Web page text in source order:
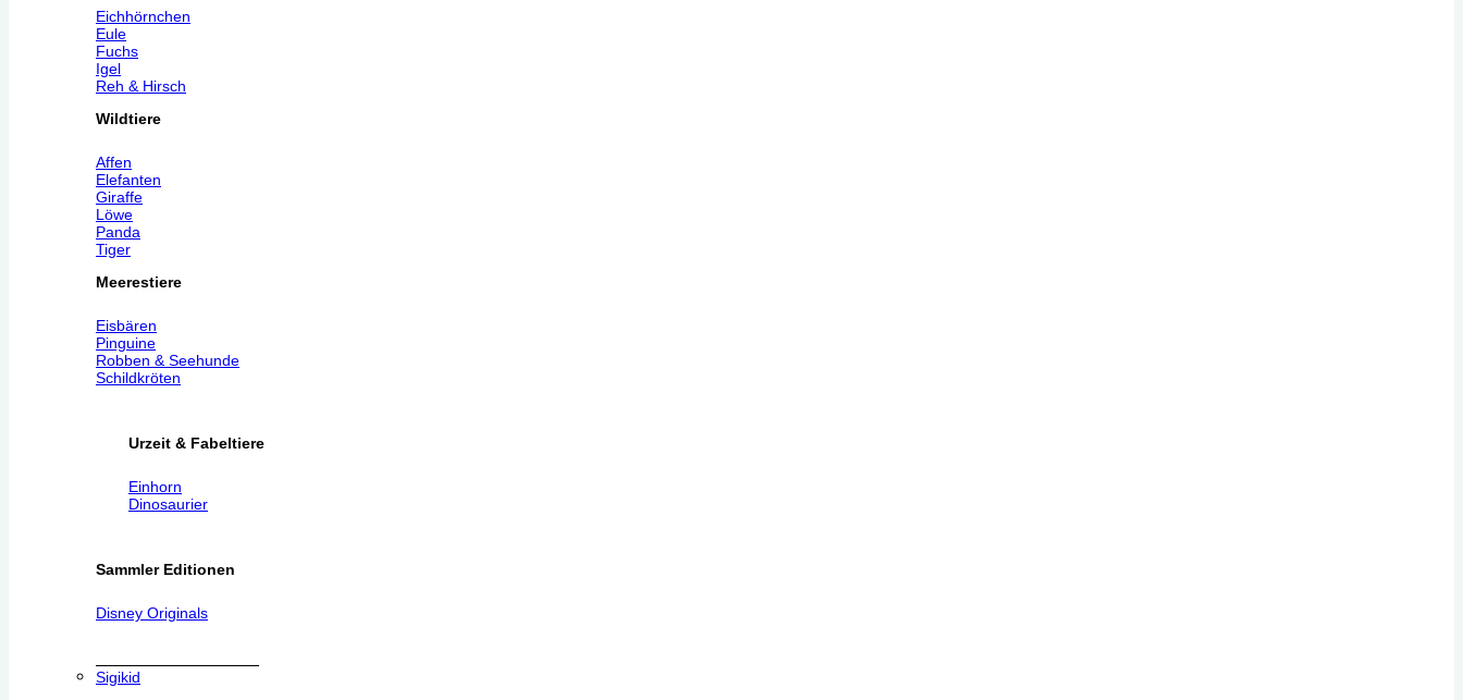
Eichhörnchen
Eule
Fuchs
Igel
Reh & Hirsch
Wildtiere
Affen
Elefanten
Giraffe
Löwe
Panda
Tiger
Meerestiere
Eisbären
Pinguine
Robben & Seehunde
Schildkröten
Urzeit & Fabeltiere
Einhorn
Dinosaurier
Sammler Editionen
Disney Originals
Sigikid